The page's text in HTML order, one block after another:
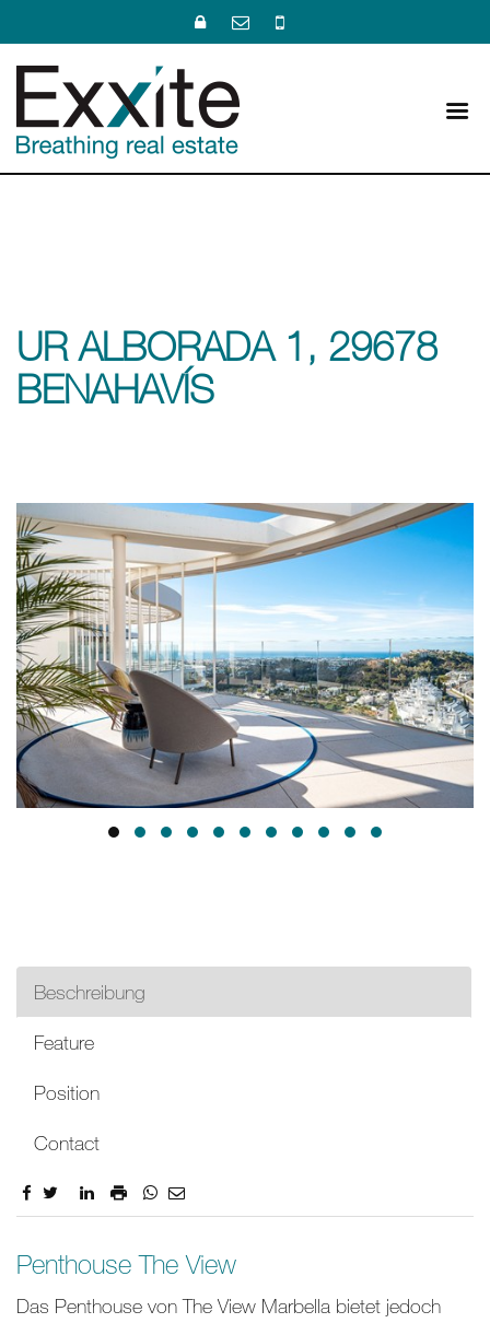
UR ALBORADA 1, 29678
BENAHAVÍS
Beschreibung
Feature
Position
Contact
Beschreibung
Penthouse The View
Das Penthouse von The View Marbella bietet jedoch